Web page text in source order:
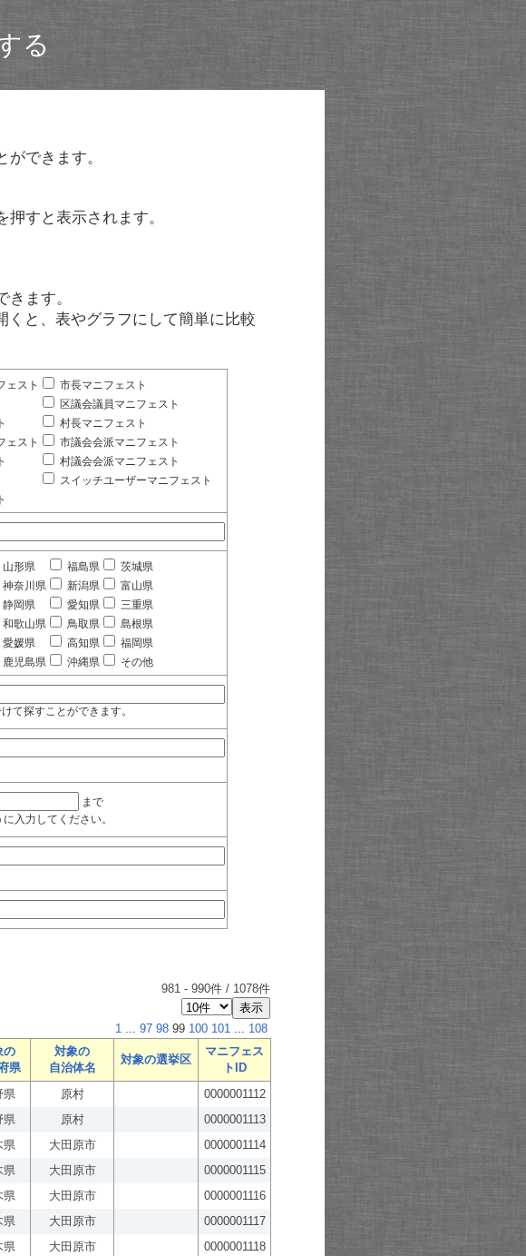
る
できます。
すと表示されます。
ます。
と、表やグラフにして簡単に比較
ェスト
市長マニフェスト
区議会議員マニフェスト
村長マニフェスト
ェスト
市議会会派マニフェスト
村議会会派マニフェスト
スイッチユーザーマニフェスト
山形県 福島県
茨城県
神奈川県 新潟県
富山県
静岡県 愛知県
三重県
和歌山県 鳥取県
島根県
愛媛県 高知県
福岡県
鹿児島県 沖縄県 その他
て探すことができます。
まで
力してください。
981 - 990件 / 1078件
1 ... 97 98 99 100 101 ... 108
の
県
対象の
自治体名
対象の選挙区
マニフェス
トID
県 原村
0000001112
県 原村
0000001113
県 大田原市
0000001114
県 大田原市
0000001115
県 大田原市
0000001116
県 大田原市
0000001117
県 大田原市
0000001118